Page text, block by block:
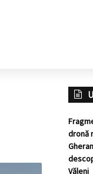
dronă
Văleni